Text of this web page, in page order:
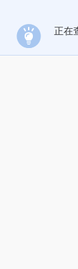
正在